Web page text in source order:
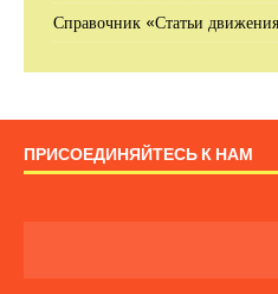
Справочник «Статьи
ПРИСОЕДИНЯЙТЕСЬ К НАМ